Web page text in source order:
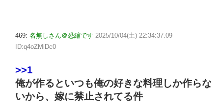
469: 名無しさん＠恐縮です 2025/10/04(土) 22:34:37.09
ID:q4oZMiDc0
>>1
俺が作るといつも俺の好きな料理しか作らな
いから、嫁に禁止されてる件